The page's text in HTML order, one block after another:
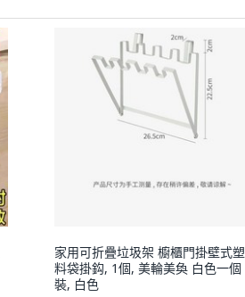
家用可折疊垃圾架 櫥櫃門掛壁式塑
料袋掛鈎, 1個, 美輪美奐 白色一個
裝, 白色